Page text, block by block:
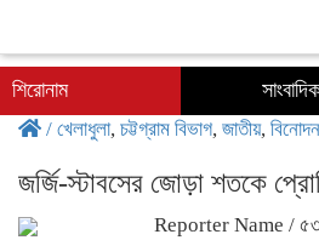
শিরোনাম
/ খেলাধুলা, চট্টগ্রাম বিভাগ, জাতীয়, বিনোদন
জর্জি-স্টাবসের জোড়া শতকে
Reporter Name /